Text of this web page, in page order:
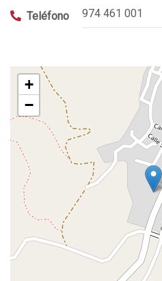
Teléfono 974 461 001
+
−